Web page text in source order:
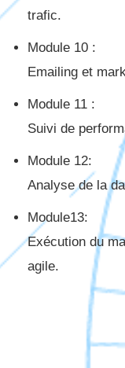
trafic.
Module 10 :
Emailing et
Module 11 :
Suivi de
Module 12:
Analyse de la
Module13:
Exécution du
agile.